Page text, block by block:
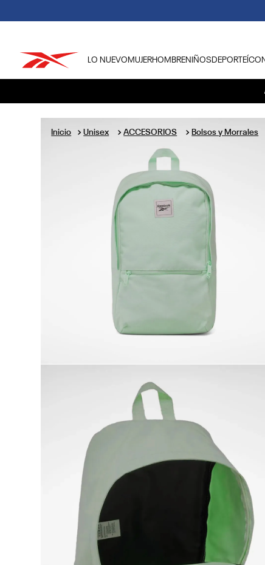
LO NUEVO MUJERHOMBRENIÑOSDEPORTE
Unisex ACCESORIOS Bolsos y Morrales
1.
tenis hombre
américa
5.
once caldas
fútbol
9.
reebok classics